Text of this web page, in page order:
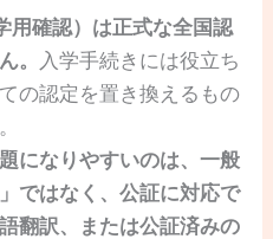
用確認）は正式な全国認
。 入学手続きには役立ち
の認定を置き換えるもの
になりやすいのは、一般
ではなく、公証に対応で
翻訳、または公証済みの